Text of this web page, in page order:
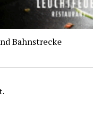
Bahnstrecke